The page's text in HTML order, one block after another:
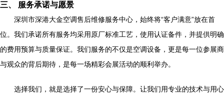
三、 服务承诺与愿景
深圳市深港大金空调售后维修服务中心，始终将“客户满意”放在首
位。我们承诺所有服务均采用原厂标准工艺，使用认证备件，并提供明确
的费用预算与质量保证。我们服务的不仅是空调设备，更是每一位参展商
与观众的背后期待，是每一场精彩会展活动的顺利举办。
选择我们，就是选择了一份安心与保障。让我们用专业的技术与用心